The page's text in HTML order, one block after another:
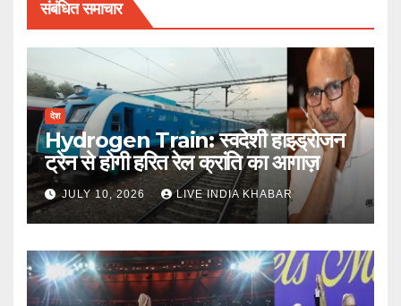
संबंधित समाचार
देश
Hydrogen Train: स्वदेशी हाइड्रोजन
ट्रेन से होगी हरित रेल क्रांति का आगाज़
JULY 10, 2026 LIVE INDIA KHABAR